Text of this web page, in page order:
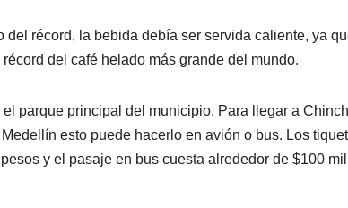
récord, la bebida debía ser servida caliente, ya
del café helado más grande del mundo.
parque principal del municipio. Para llegar a
esto puede hacerlo en avión o bus. Los
y el pasaje en bus cuesta alrededor de $100 mil